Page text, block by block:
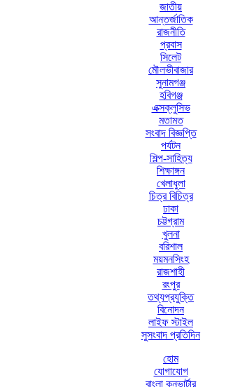
জাতীয়
আন্তর্জাতিক
রাজনীতি
প্রবাস
সিলেট
মৌলভীবাজার
সুনামগঞ্জ
হবিগঞ্জ
এক্সক্লুসিভ
মতামত
সংবাদ বিজ্ঞপ্তি
পর্যটন
শিল্প-সাহিত্য
শিক্ষাঙ্গন
খেলাধুলা
চিত্র বিচিত্র
ঢাকা
চট্টগ্রাম
খুলনা
বরিশাল
ময়মনসিংহ
রাজশাহী
রংপুর
তথ্যপ্রযুক্তি
বিনোদন
লাইফ স্টাইল
সুসংবাদ প্রতিদিন
হোম
যোগাযোগ
বাংলা কনভার্টার